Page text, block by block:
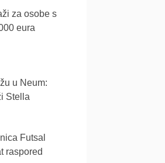
za osobe s
eura
u Neum:
Stella
Futsal
raspored